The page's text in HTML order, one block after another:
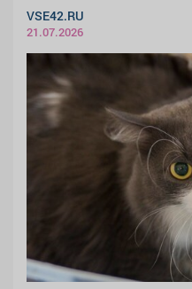
VSE42.RU
21.07.2026